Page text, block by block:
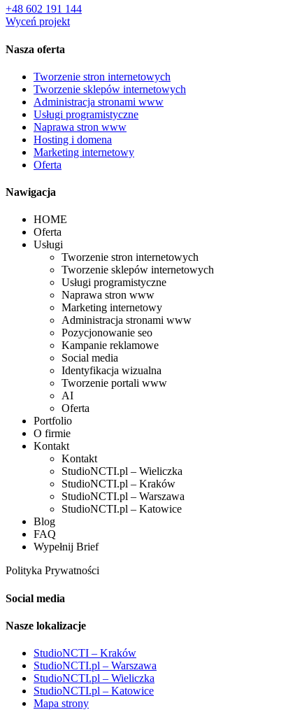
+48 602 191 144
Wyceń projekt
Nasza oferta
Tworzenie stron internetowych
Tworzenie sklepów internetowych
Administracja stronami www
Usługi programistyczne
Naprawa stron www
Hosting i domena
Marketing internetowy
Oferta
Nawigacja
HOME
Oferta
Usługi
Tworzenie stron internetowych
Tworzenie sklepów internetowych
Usługi programistyczne
Naprawa stron www
Marketing internetowy
Administracja stronami www
Pozycjonowanie seo
Kampanie reklamowe
Social media
Identyfikacja wizualna
Tworzenie portali www
AI
Oferta
Portfolio
O firmie
Kontakt
Kontakt
StudioNCTI.pl – Wieliczka
StudioNCTI.pl – Kraków
StudioNCTI.pl – Warszawa
StudioNCTI.pl – Katowice
Blog
FAQ
Wypełnij Brief
Polityka Prywatności
Social media
Nasze lokalizacje
StudioNCTI – Kraków
StudioNCTI.pl – Warszawa
StudioNCTI.pl – Wieliczka
StudioNCTI.pl – Katowice
Mapa strony